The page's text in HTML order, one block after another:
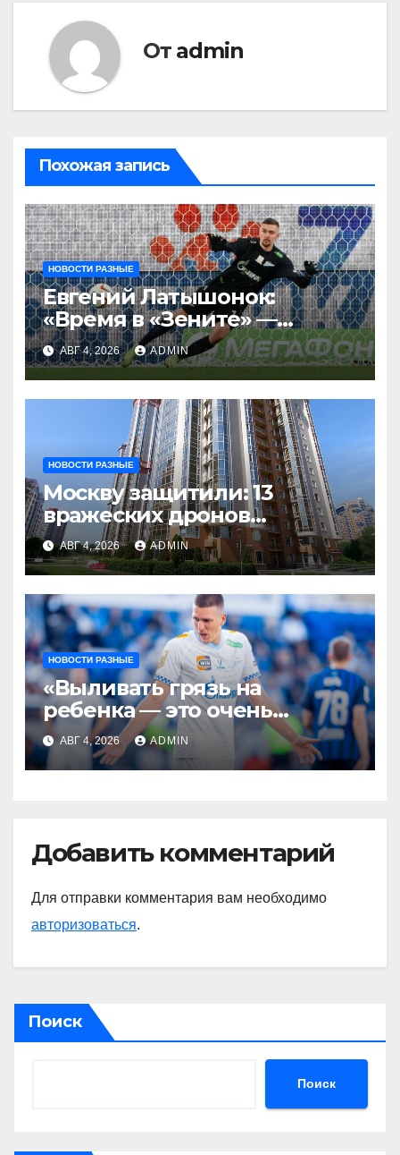
От admin
Похожая запись
НОВОСТИ РАЗНЫЕ
Евгений Латышонок:
«Время в «Зените» —
отличный опыт, я
благодарен
Санкт‑Петербургу»
АВГ 4, 2026 ADMIN
НОВОСТИ РАЗНЫЕ
Москву защитили: 13
вражеских дронов
уничтожены за день
АВГ 4, 2026 ADMIN
НОВОСТИ РАЗНЫЕ
«Выливать грязь на
ребенка — это очень
мерзкая история» —
Радимов о ситуации с
сыном Соболева
АВГ 4, 2026 ADMIN
Добавить комментарий
Для отправки комментария вам необходимо
авторизоваться.
Поиск
Поиск